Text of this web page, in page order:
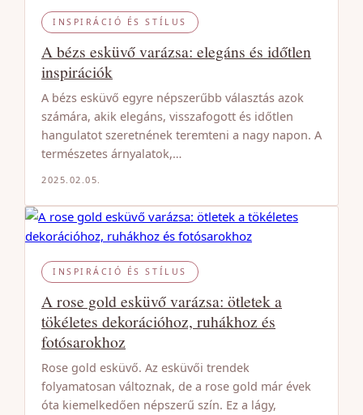
INSPIRÁCIÓ ÉS STÍLUS
A bézs esküvő varázsa: elegáns és időtlen
inspirációk
A bézs esküvő egyre népszerűbb választás azok
számára, akik elegáns, visszafogott és időtlen
hangulatot szeretnének teremteni a nagy napon. A
természetes árnyalatok,…
2025.02.05.
INSPIRÁCIÓ ÉS STÍLUS
A rose gold esküvő varázsa: ötletek a
tökéletes dekorációhoz, ruhákhoz és
fotósarokhoz
Rose gold esküvő. Az esküvői trendek
folyamatosan változnak, de a rose gold már évek
óta kiemelkedően népszerű szín. Ez a lágy,